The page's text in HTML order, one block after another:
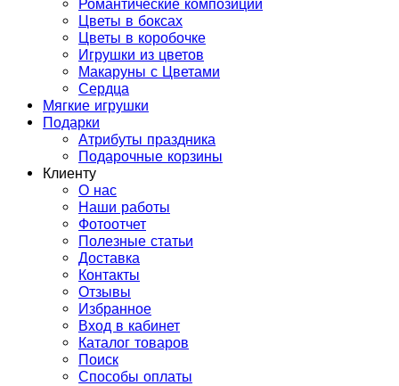
Романтические композиции
Цветы в боксах
Цветы в коробочке
Игрушки из цветов
Макаруны с Цветами
Сердца
Мягкие игрушки
Подарки
Атрибуты праздника
Подарочные корзины
Клиенту
О нас
Наши работы
Фотоотчет
Полезные статьи
Доставка
Контакты
Отзывы
Избранное
Вход в кабинет
Каталог товаров
Поиск
Способы оплаты